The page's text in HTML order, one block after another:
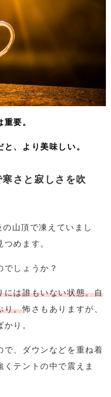
重要。
、 より美味しい。
さと寂しさを吹
山頂で凍えていまし
めます。
でしょうか？
には誰もいない状態。自
り。怖さもありますが、
り。
で、ダウンなどを重ね着
くテントの中で震えま